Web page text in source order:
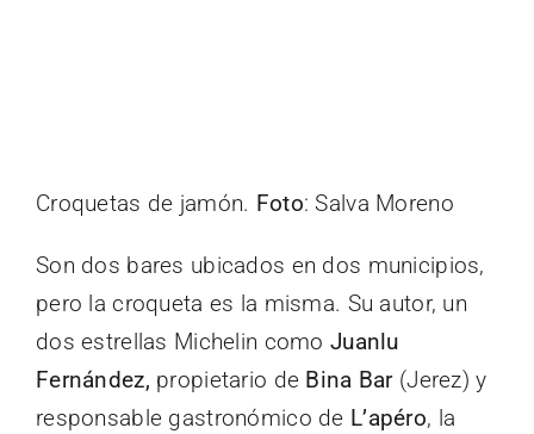
Croquetas de jamón. Foto: Salva Moreno
Son dos bares ubicados en dos municipios,
pero la croqueta es la misma. Su autor, un
dos estrellas Michelin como Juanlu
Fernández, propietario de Bina Bar(Jerez) y
responsable gastronómico de L’apéro, la